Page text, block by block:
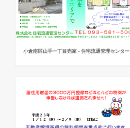
小倉南区山手一丁目売家 - 住宅流通管理センター